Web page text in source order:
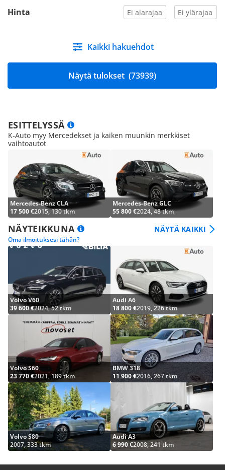
Hinta
Kaikki hakuehdot
Näytä tulokset (73939)
ESITTELYSSÄ
K-Auto myy Mercedekset ja kaiken muunkin merkkiset
vaihtoautot
Mercedes-Benz CLA
17 500 €2015, 130 tkm
Mercedes-Benz GLC
55 800 €2024, 48 tkm
NÄYTEIKKUNA
Oma ilmoituksesi tähän?
NÄYTÄ KAIKKI
Volvo V60
39 600 €2024, 52 tkm
Audi A6
18 800 €2019, 226 tkm
Volvo S60
23 770 €2021, 189 tkm
BMW 318
11 900 €2016, 267 tkm
Volvo S80
2007, 333 tkm
Audi A3
6 990 €2008, 241 tkm